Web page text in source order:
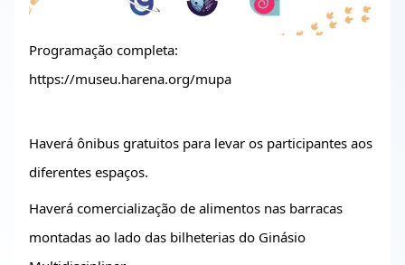
https://museu.harena.org/mupa
Haverá ônibus gratuitos para levar os participantes aos
diferentes espaços.
Haverá comercialização de alimentos nas barracas
montadas ao lado das bilheterias do Ginásio